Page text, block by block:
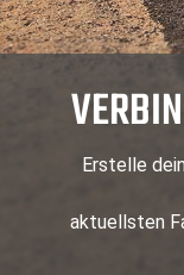
Erstelle
aktuellsten